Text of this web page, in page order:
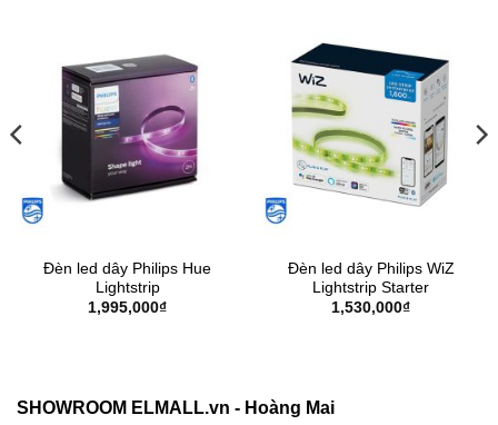
Đèn led dây Philips Hue
Lightstrip
1,995,000₫
Đèn led dây Philips WiZ
Lightstrip Starter
1,530,000₫
SHOWROOM ELMALL.vn - Hoàng Mai